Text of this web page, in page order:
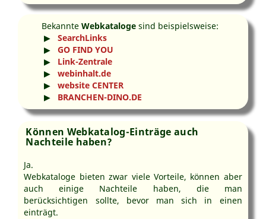
BekannteWebkataloge sind beispielsweise:
▶SearchLinks
▶GO FIND YOU
▶ Link-Zentrale
▶webinhalt.de
▶website CENTER
▶ BRANCHEN-DINO.DE
Können Webkatalog-Einträge auch
Nachteile haben?
Ja.
Webkataloge bieten zwar viele Vorteile, können aber
auch einige Nachteile haben, die man
berücksichtigen sollte, bevor man sich in einen
einträgt.